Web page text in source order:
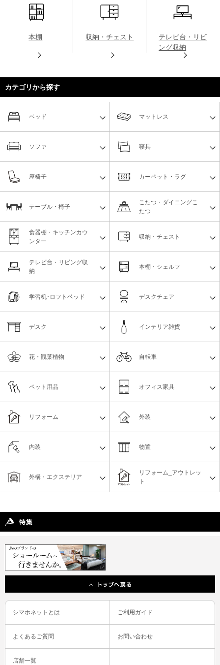
本棚 収納・チェスト
テレビ台・リビ
ング収納
カテゴリから探す
ベッド マットレス
ソファ 寝具
座椅子 カーペット・ラグ
テーブル・椅子
こたつ・ダイニングこ
たつ
食器棚・キッチンカウ
ンター
収納・チェスト
テレビ台・リビング収
納
本棚・シェルフ
学習机･ロフトベッド デスクチェア
デスク インテリア雑貨
花・観葉植物 自転車
ペット用品 オフィス家具
リフォーム
リフォーム_アウトレッ
ト
物置
外構・エクステリア
外装
内装
シマホネットとは ご利用ガイド
よくあるご質問 お問い合わせ
店舗一覧